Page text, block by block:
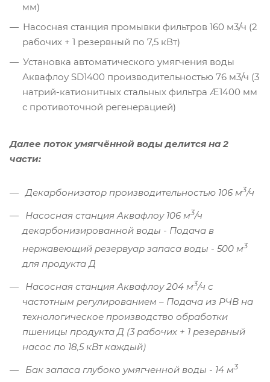
мм)
Насосная станция промывки фильтров 160 м3/ч (2
рабочих + 1 резервный по 7,5 кВт)
Установка автоматического умягчения воды
Аквафлоу SD1400 производительностью 76 м3/ч (3
натрий-катионитных стальных фильтра Æ1400 мм
с противоточной регенерацией)
Далее поток умягчённой воды делится на 2
части:
Декарбонизатор производительностью 106 м3/ч
Насосная станция Аквафлоу 106 м3/ч
декарбонизированной воды - Подача в
нержавеющий резервуар запаса воды - 500 м3
для продукта Д
Насосная станция Аквафлоу 204 м3/ч с
частотным регулированием – Подача из РЧВ на
технологическое производство обработки
пшеницы продукта Д (3 рабочих + 1 резервный
насос по 18,5 кВт каждый)
Бак запаса глубоко умягченной воды - 14 м3